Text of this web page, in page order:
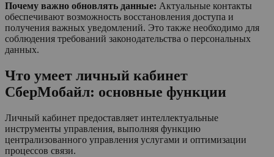
Почему важно обновлять данные: Актуальные контакты
обеспечивают возможность восстановления доступа и
получения важных уведомлений. Это также необходимо для
соблюдения требований законодательства о персональных
данных.
Что умеет личный кабинет
СберМобайл: основные функции
Личный кабинет предоставляет интеллектуальные
инструменты управления, выполняя функцию
централизованного управления услугами и оптимизации
процессов связи.